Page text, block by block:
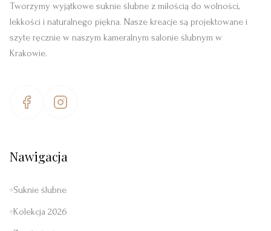
Tworzymy wyjątkowe suknie ślubne z miłością do wolności,
lekkości i naturalnego piękna. Nasze kreacje są projektowane i
szyte ręcznie w naszym kameralnym salonie ślubnym w
Krakowie.
Nawigacja
Suknie ślubne
Kolekcja 2026